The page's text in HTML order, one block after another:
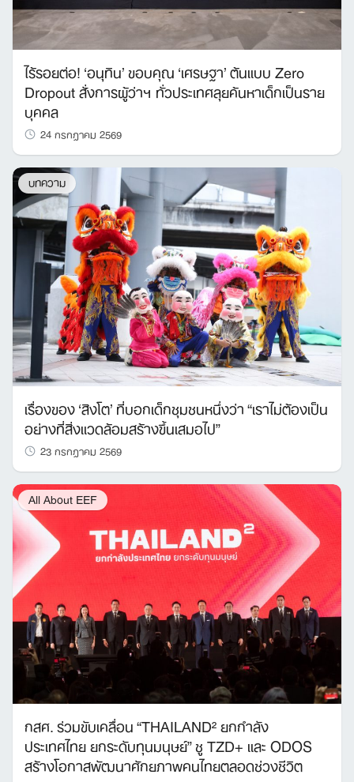
Search
for:
ไร้รอยต่อ! ‘อนุทิน’ ขอบคุณ ‘เศรษฐา’ ต้นแบบ Zero
Dropout สั่งการผู้ว่าฯ ทั่วประเทศลุยค้นหาเด็กเป็นราย
บุคคล
24 กรกฎาคม 2569
บทความ
เรื่องของ ‘สิงโต’ ที่บอกเด็กชุมชนหนึ่งว่า “เราไม่ต้องเป็น
อย่างที่สิ่งแวดล้อมสร้างขึ้นเสมอไป”
23 กรกฎาคม 2569
All About EEF
กสศ. ร่วมขับเคลื่อน “THAILAND² ยกกำลัง
ประเทศไทย ยกระดับทุนมนุษย์” ชู TZD+ และ ODOS
สร้างโอกาสพัฒนาศักยภาพคนไทยตลอดช่วงชีวิต